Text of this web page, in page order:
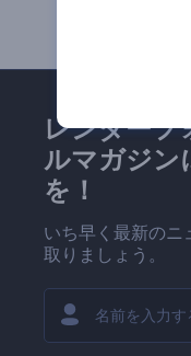
レンダーフ
ルマガジン
を！
いち早く最新のニ
取りましょう。